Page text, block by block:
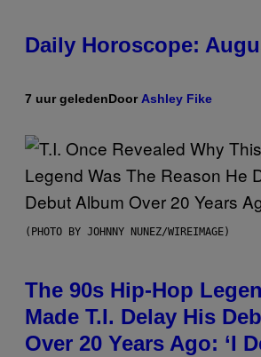
Daily Horoscope:
7 uur geledenDoor Ashley Fike
(PHOTO BY JOHNNY NUNEZ/WIREIMAGE)
The 90s Hip-Hop
Made T.I. Delay His
Over 20 Years Ago: ‘I